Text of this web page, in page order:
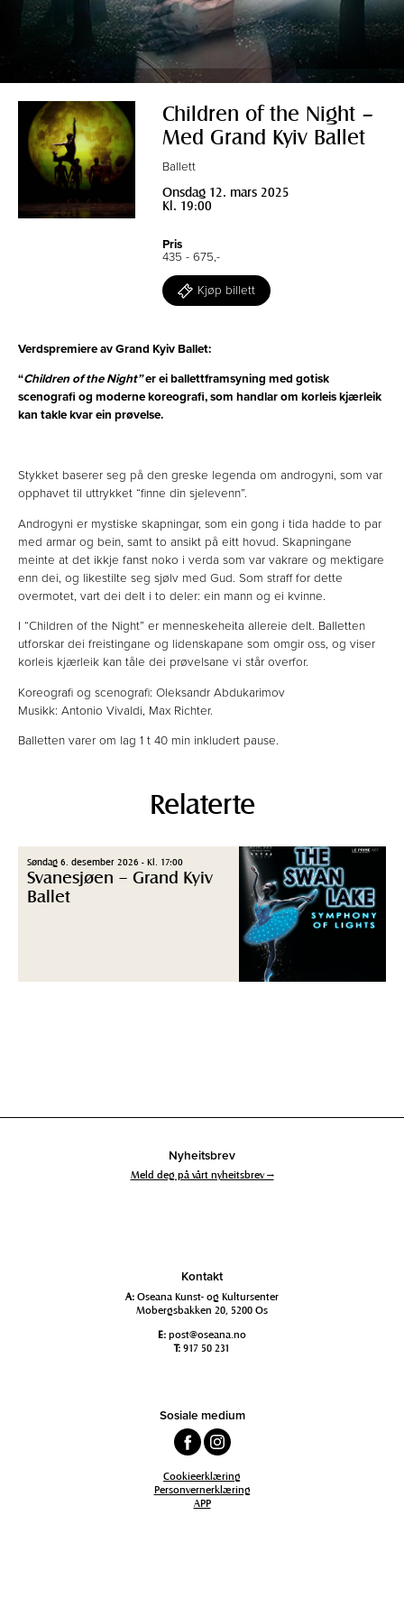
Verdspremiere av Grand Kyiv Ballet:
“Children of the Night”er ei ballettframsyning med gotisk
scenografi og moderne koreografi, som handlar om korleis kjærleik
kan takle kvar ein prøvelse.
Stykket baserer seg på den greske legenda om androgyni, som var
opphavet til uttrykket “finne din sjelevenn”.
Androgyni er mystiske skapningar, som ein gong i tida hadde to par
med armar og bein, samt to ansikt på eitt hovud. Skapningane
meinte at det ikkje fanst noko i verda som var vakrare og mektigare
enn dei, og likestilte seg sjølv med Gud. Som straff for dette
overmotet, vart dei delt i to deler: ein mann og ei kvinne.
I “Children of the Night” er menneskeheita allereie delt. Balletten
utforskar dei freistingane og lidenskapane som omgir oss, og viser
korleis kjærleik kan tåle dei prøvelsane vi står overfor.
Koreografi og scenografi: Oleksandr Abdukarimov
Musikk: Antonio Vivaldi, Max Richter.
Balletten varer om lag 1 t 40 min inkludert pause.
Children of the Night –
Med Grand Kyiv Ballet
Ballett
Onsdag 12. mars 2025
Kl. 19:00
Pris
435 - 675,-
Kjøp billett
Relaterte
Søndag 6. desember 2026 - Kl. 17:00
Svanesjøen – Grand Kyiv
Ballet
Nyheitsbrev
Meld deg på vårt nyheitsbrev →
Kontakt
A: Oseana Kunst- og Kultursenter
Mobergsbakken 20, 5200 Os
E: post@oseana.no
T: 917 50 231
Sosiale medium
Cookieerklæring
Personvernerklæring
APP